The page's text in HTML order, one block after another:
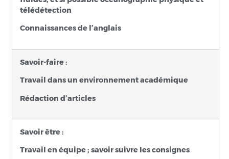
télédétection
Connaissances de l’anglais
Savoir-faire :
Travail dans un environnement académique
Rédaction d’articles
Savoir être :
Travail en équipe ; savoir suivre les consignes